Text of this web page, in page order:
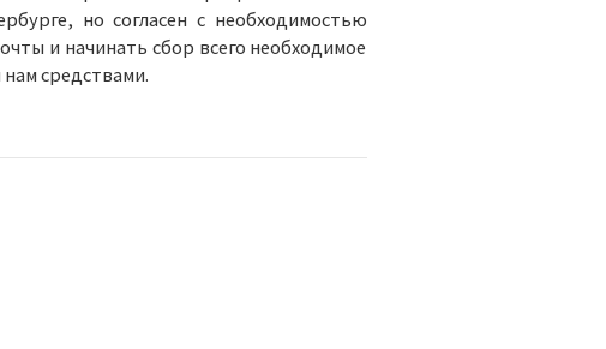
но согласен с необходимостью
и начинать сбор всего необходимое
средствами.